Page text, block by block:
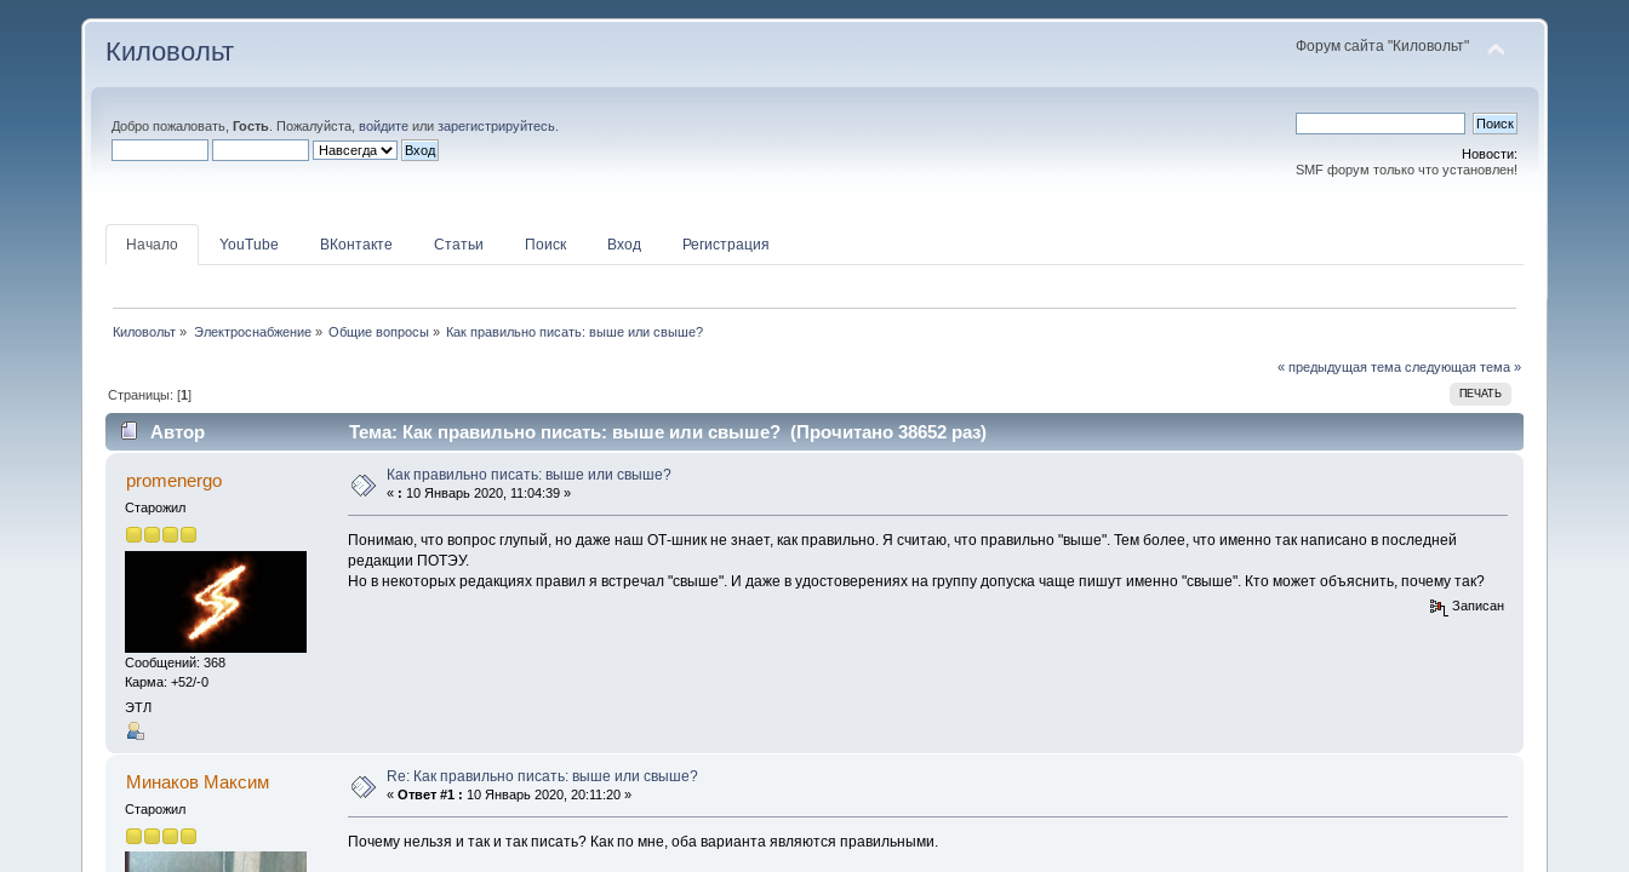
Киловольт Форум сайта "Киловольт"
Добро пожаловать,Гость . Пожалуйста,войдите илизарегистрируйтесь
Новости:
SMF форум только что установлен!
Начало YouTube ВКонтакте Статьи Поиск Вход Регистрация
Киловольт » Электроснабжение» Общие вопросы » Как правильно писать: выше или свыше?
« предыдущая тема следующая тема »
ПЕЧАТЬ
Страницы: [1]
Автор Тема: Как правильно писать: выше или свыше? (Прочитано 38652 раз)
promenergo
Старожил
Сообщений: 368
Карма: +52/-0
ЭТЛ
Как правильно писать: выше или свыше?
« : 10 Январь 2020, 11:04:39 »
Понимаю, что вопрос глупый, но даже наш ОТ-шник не знает, как правильно. Я считаю, что правильно "выше". Тем более, что именно так написано в последней
редакции ПОТЭУ.
Но в некоторых редакциях правил я встречал "свыше". И даже в удостоверениях на группу допуска чаще пишут именно "свыше". Кто может объяснить, почему так?
Записан
Минаков Максим
Старожил
Re: Как правильно писать: выше или свыше?
«Ответ #1 : 10 Январь 2020, 20:11:20 »
Почему нельзя и так и так писать? Как по мне, оба варианта являются правильными.